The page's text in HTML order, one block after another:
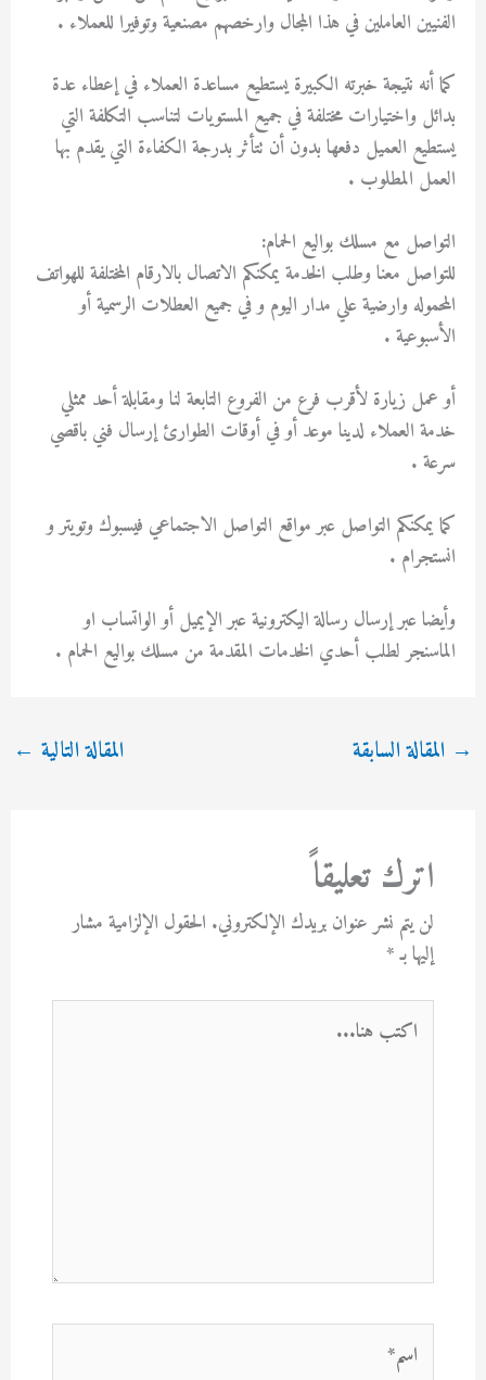
الفنيين العاملين في هذا المجال وارخصهم مصنعية وتوفيرا للعملاء .
كما أنه نتيجة خبرته الكبيرة يستطيع مساعدة العملاء في إعطاء عدة
بدائل واختيارات مختلفة في جميع المستويات لتناسب التكلفة التي
يستطيع العميل دفعها بدون أن تتأثر بدرجة الكفاءة التي يقدم بها
العمل المطلوب .
التواصل مع مسلك بواليع الحمام:
للتواصل معنا وطلب الخدمة يمكنكم الاتصال بالارقام المختلفة للهواتف
المحموله وارضية علي مدار اليوم و في جميع العطلات الرسمية أو
الأسبوعية .
أو عمل زيارة لأقرب فرع من الفروع التابعة لنا ومقابلة أحد ممثلي
خدمة العملاء لدينا موعد أو في أوقات الطوارئ إرسال فني باقصي
سرعة .
كما يمكنكم التواصل عبر مواقع التواصل الاجتماعي فيسبوك وتويتر و
انستجرام .
وأيضا عبر إرسال رسالة اليكترونية عبر الإيميل أو الواتساب او
الماسنجر لطلب أحدي الخدمات المقدمة من مسلك بواليع الحمام .
→ المقالة السابقة المقالة التالية ←
اترك تعليقاً
لن يتم نشر عنوان بريدك الإلكتروني. الحقول الإلزامية مشار
إليها بـ*
اكتب
هنا...
اسم*